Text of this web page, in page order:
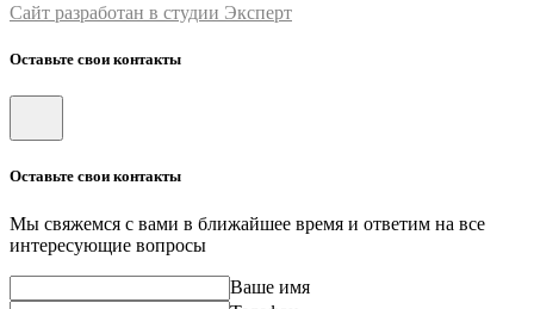
Сайт разработан в студии Эксперт
Оставьте свои контакты
Оставьте свои контакты
Мы свяжемся с вами в ближайшее время и ответим на все
интересующие вопросы
Ваше имя